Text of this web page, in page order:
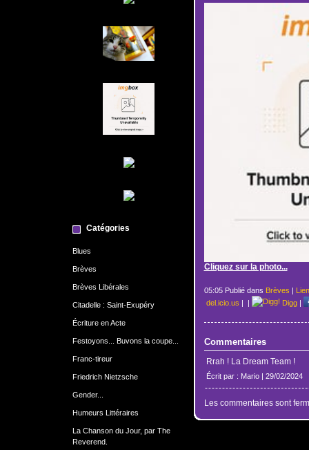
Catégories
Blues
Brèves
Brèves Libérales
Citadelle : Saint-Exupéry
Écriture en Acte
Festoyons... Buvons la coupe...
Franc-tireur
Friedrich Nietzsche
Gender...
Humeurs Littéraires
La Chanson du Jour, par The
Reverend.
Cliquez sur la photo...
05:05 Publié dans Brèves |
del.icio.us | | Digg|
Commentaires
Rrah ! La Dream Team !
Écrit par : Mario | 29/02/2024
Les commentaires sont